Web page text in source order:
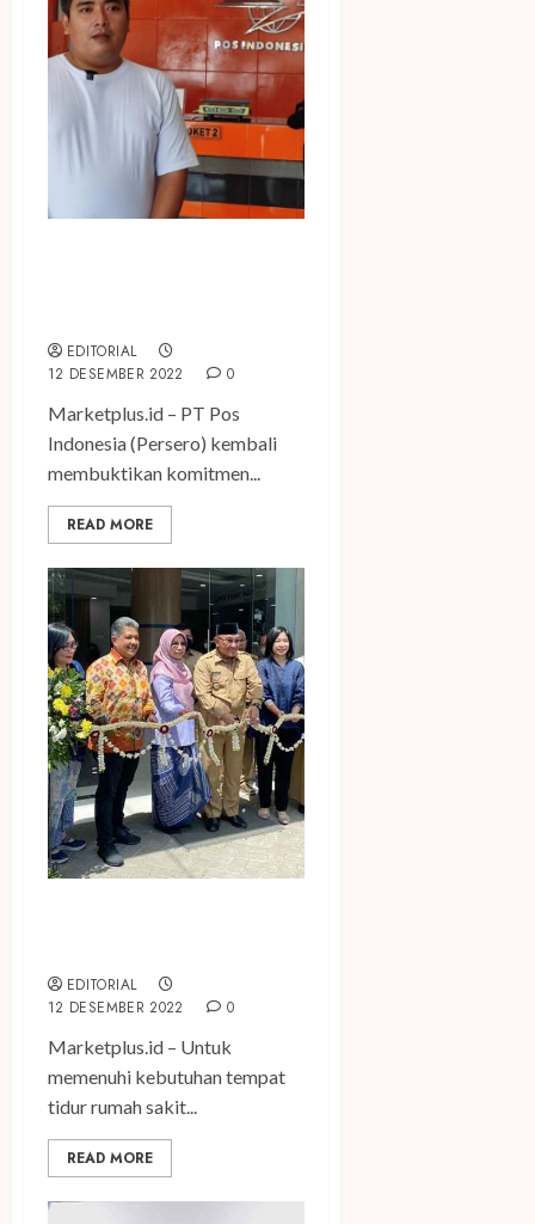
EDITORIAL
12 DESEMBER 2022
0
Marketplus.id – PT Pos
Indonesia (Persero) kembali
membuktikan komitmen...
READ MORE
EDITORIAL
12 DESEMBER 2022
0
Marketplus.id – Untuk
memenuhi kebutuhan tempat
tidur rumah sakit...
READ MORE